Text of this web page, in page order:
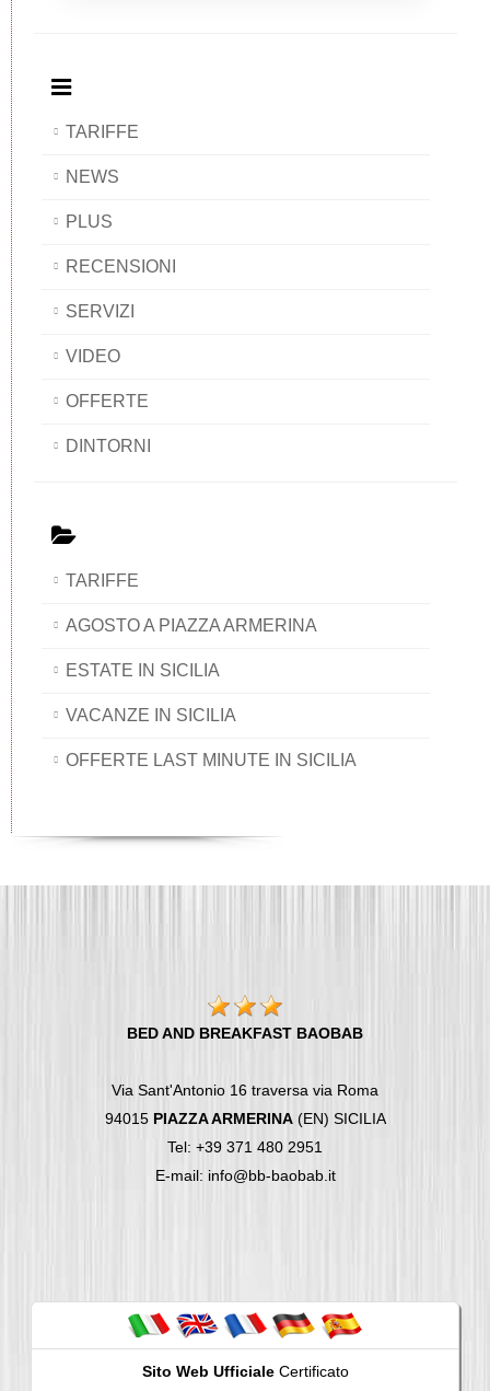
TARIFFE
NEWS
PLUS
RECENSIONI
SERVIZI
VIDEO
OFFERTE
DINTORNI
TARIFFE
AGOSTO A PIAZZA ARMERINA
ESTATE IN SICILIA
VACANZE IN SICILIA
OFFERTE LAST MINUTE IN SICILIA
BED AND BREAKFAST BAOBAB
Via Sant'Antonio 16 traversa via Roma
94015 PIAZZA ARMERINA(EN) SICILIA
Tel: +39 371 480 2951
E-mail: info@bb-baobab.it
Sito Web UfficialeCertificato